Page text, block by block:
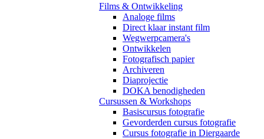
Films & Ontwikkeling
Analoge films
Direct klaar instant film
Wegwerpcamera's
Ontwikkelen
Fotografisch papier
Archiveren
Diaprojectie
DOKA benodigheden
Cursussen & Workshops
Basiscursus fotografie
Gevorderden cursus fotografie
Cursus fotografie in Diergaarde